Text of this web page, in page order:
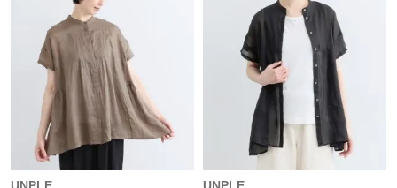
UNPLE
UNPLE